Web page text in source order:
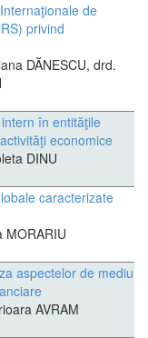
de
privind
DĂNESCU, drd.
în entităţile
economice
DINU
caracterizate
MORARIU
aspectelor de mediu
AVRAM